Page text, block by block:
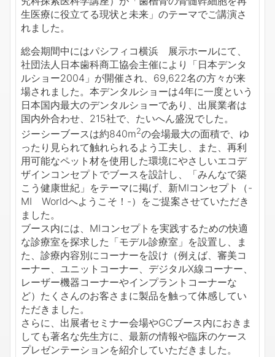
生医療に役立てる現状と未来」のテーマでご講演さ
れました。
総会期間中にはパシフィコ横浜 展示ホールにて、
社団法人日本歯科商工協会主催により「日本デンタ
ルショー2004」が開催され、69,622名の方々が来
場されました。本デンタルショーは4年に一度という
日本国内最大のデンタルショーであり、出展業者は
国内外合わせ、215社で、たいへん盛況でした。
ジーシーブースは約840m2の会場最大の面積で、ゆ
ったり見られて触れられるよう工夫し、また、再利
用可能なペット材を使用した環境にやさしいエコデ
ザインコンセプトでブースを設計し、「みんなで築
こう健康世紀」をテーマに掲げ、新MIコンセプト（-
MI Worldへようこそ！-）をご提案させていただき
ました。
ブース内には、MIコンセプトを実践するための快適
な診療室を探求した「モデル診療室」を設置し、ま
た、診療内容別にコーナーを設け（例えば、審美コ
ーナー、ユニットコーナー、デジタルX線コーナー、
レーザー機器コーナーやインプラントコーナーな
ど）たくさんのお客さまに製品を触って体感してい
ただきました。
さらに、出展者セミナー会場やGCブース内におきま
しても著名な先生方に、最新の情報や臨床のケース
プレゼンテーションを紹介していただきました。